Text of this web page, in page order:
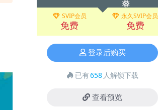
❅
SVIP会员
免费
永久SVIP会员
免费
登录后购买
已有658 人解锁下载
查看预览